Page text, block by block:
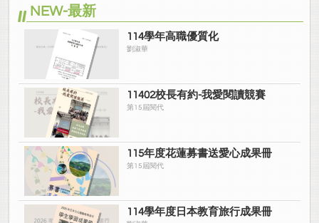
NEW-最新
114學年高職優質化
劉淑華
11402校長有約-我愛閱讀競賽
第15屆閱代
115年度花蓮募書送愛心成果冊
第15屆閱代
114學年度日本教育旅行成果冊